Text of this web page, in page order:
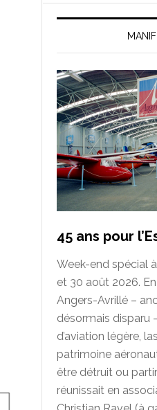
45 ans pour
Week-end spécial
et 30 août 2026.
Angers-Avrillé –
désormais disparu
d’aviation légère,
patrimoine
être détruit ou partir
réunissait en